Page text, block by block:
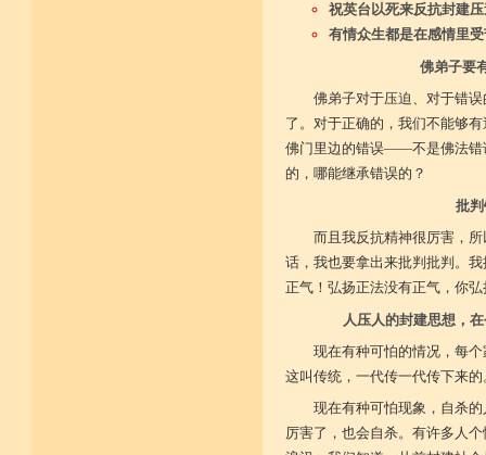
祝英台以死来反抗封建
有情众生都是在感情里
佛弟子要
佛弟子对于压迫、对于错
了。对于正确的，我们不能够
佛门里边的错误——不是佛法
的，哪能继承错误的？
批
而且我反抗精神很厉害，
话，我也要拿出来批判批判。
正气！弘扬正法没有正气，你
人压人的封建思想，
现在有种可怕的情况，每
这叫传统，一代传一代传下来的
现在有种可怕现象，自杀
厉害了，也会自杀。有许多人